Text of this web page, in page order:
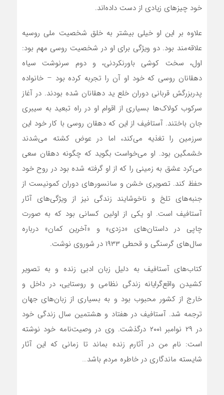
خود چیزهای زیادی از دست داده‌اند.
علاوه بر این او خیلی بیشتر به خلق شخصیت ملی روسیه
علاقه‌مند بود. دو ویژگی برای او در شخصیت روسی مهم بود:
اول، سخت کوشی باورنکردنی، و دوم سرنوشت سیاه
دهقانان روسی که خود او آن را تجربه کرده بود – خانواده
پدربزرگش قربانی دوران خلع ید دهقانان شده بودند. در آغاز
سرکوب کولاک‌ها بسیاری از اقوام او در راه تبعید به سیبری
جان باختند. آستافیف از این که دهقان روسی با کار خود این
سرزمین را تغذیه می‌کند، اما در عوض کشته می‌شدند
خشمگین بود. او می‌خواست بگوید که چگونه دهقان سعی
می‌کرد عشق به زمینی را که از او گرفته شده بود در روح خود
حفظ کند. تصویری خشن و سانسورهای دوران کمونیست از
جنبه‌های تلخ و ناخوشایند زندگی نیز از ویژگی‌های آثار
آستافیف است. او یکی از اولین کسانی بود که به صورت
چاپی در داستان‌های «دزدی» و «آخرین کمان» درباره
سال‌های گرسنگی و قحطی ۱۹۳۳ در شوروی نوشت.
کتاب‌های آستافیف به دلیل زبان ادبی زنده و به تصویر
کشیدن واقع‌گرایانه زندگی نظامی و روستایی، در داخل و
خارج از کشور محبوب بود و به بسیاری از زبان‌های جهان
ترجمه شد. آستافیف در هفتاد و هشتمین سال زندگی خود
در ۲۹ نوامبر ۲۰۰۱ درگذشت. وی در وصیت‌نامه خود نوشته
است: نام من در آثارم زنده بماند تا زمانی که این آثار
شایسته ماندگاری در خاطره مردم باشد…